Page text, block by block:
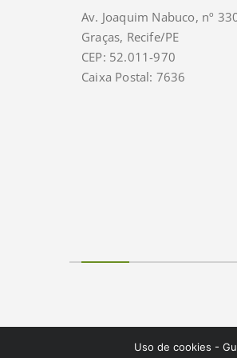
Av. Joaquim Nabuco, nº
Graças, Recife/PE
CEP: 52.011-970
Caixa Postal: 7636
Uso de cookies -